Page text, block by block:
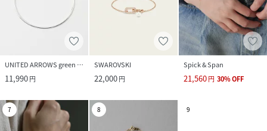
UNITED ARROWS green label relaxing
11,990円
SWAROVSKI
22,000円
Spick & Span
21,560円 30%OFF
7 8 9